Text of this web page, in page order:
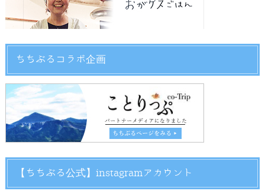
ちちぶるコラボ企画
【ちちぶる公式】instagramアカウント